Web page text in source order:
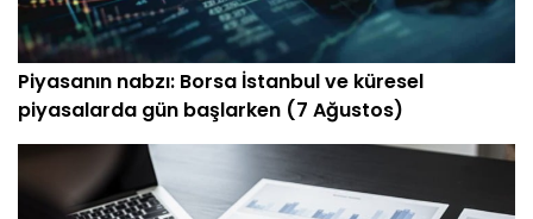
Piyasanın nabzı: Borsa İstanbul ve küresel
piyasalarda gün başlarken (7 Ağustos)